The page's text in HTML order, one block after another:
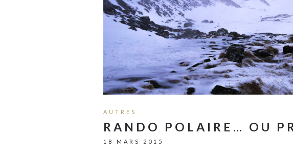
AUTRES
RANDO POLAIRE… OU
18 MARS 2015